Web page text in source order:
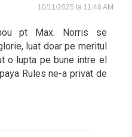
10/11/2025 la 11:46 AM
pt Max. Norris se
luat doar pe meritul
o lupta pe bune intre el
Rules ne-a privat de